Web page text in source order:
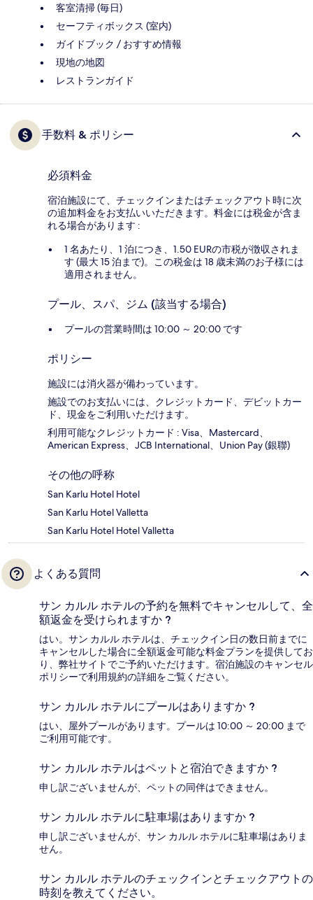
客室清掃 (毎日)
セーフティボックス (室内)
ガイドブック / おすすめ情報
現地の地図
レストランガイド
手数料 & ポリシー
必須料金
宿泊施設にて、チェックインまたはチェックアウト時に次
の追加料金をお支払いいただきます。料金には税金が含ま
れる場合があります :
1 名あたり、1 泊につき、1.50 EURの市税が徴収されま
す (最大 15 泊まで)。この税金は 18 歳未満のお子様には
適用されません。
プール、スパ、ジム (該当する場合)
プールの営業時間は 10:00 ～ 20:00 です
ポリシー
施設には消火器が備わっています。
施設でのお支払いには、クレジットカード、デビットカー
ド、現金をご利用いただけます。
利用可能なクレジットカード : Visa、Mastercard、
American Express、JCB International、Union Pay (銀聯)
その他の呼称
San Karlu Hotel Hotel
San Karlu Hotel Valletta
San Karlu Hotel Hotel Valletta
よくある質問
サン カルル ホテルの予約を無料でキャンセルして、全
額返金を受けられますか ?
はい。サン カルル ホテルは、チェックイン日の数日前までに
キャンセルした場合に全額返金可能な料金プランを提供してお
り、弊社サイトでご予約いただけます。宿泊施設のキャンセル
ポリシーで利用規約の詳細をご覧ください。
サン カルル ホテルにプールはありますか ?
はい、屋外プールがあります。プールは 10:00 ～ 20:00 まで
ご利用可能です。
サン カルル ホテルはペットと宿泊できますか ?
申し訳ございませんが、ペットの同伴はできません。
サン カルル ホテルに駐車場はありますか ?
申し訳ございませんが、サン カルル ホテルに駐車場はありま
せん。
サン カルル ホテルのチェックインとチェックアウトの
時刻を教えてください。